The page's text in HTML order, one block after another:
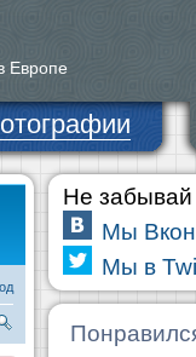
Европе
Не забывай
Мы
Мы в